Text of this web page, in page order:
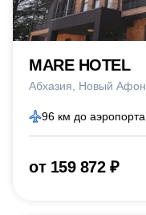
MARE HOTEL
Абхазия Новый Афон
96 км до аэропорта
от 159 872 ₽